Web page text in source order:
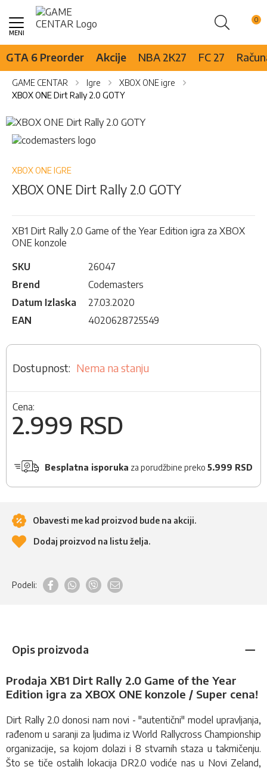
Pretraži
Skip
Content
GTA 6 Preorder Akcije NBA 2K27 FC 27
GAME CENTAR Igre
XBOX ONE igre
XBOX ONE Dirt Rally 2.0 GOTY
Skip
to
the
of
images
Skip
to
beginning
the
gallery
XBOX ONE IGRE
XBOX ONE Dirt Rally 2.0 GOTY
XB1 Dirt Rally 2.0 Game of the Year Edition igra za XBOX
ONE konzole
SKU
26047
Brend
Codemasters
Datum Izlaska
27.03.2020
EAN
4020628725549
Nema na stanju
Cena:
2.999 RSD
Besplatna isporuka za porudžbine preko 5.999 RSD
Obavesti me kad proizvod bude na akciji.
Dodaj proizvod na listu želja.
Podeli:
Opis proizvoda
Prodaja XB1 Dirt Rally 2.0 Game of the Year
Edition igra za XBOX ONE konzole / Super cena!
Dirt Rally 2.0 donosi nam novi - "autentični" model upravljanja,
rađenom u saranji za ljudima iz World Rallycross Championship
organizacije, sa kojom dolazi i 8 stvarnih staza u takmičenju.
Što se tiče ostalih lokacija DR2.0 vodiće nas u Novi Zeland,